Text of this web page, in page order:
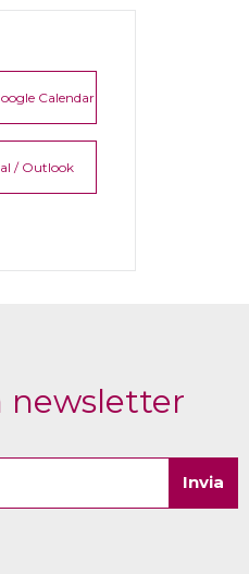
Calendar
/ Outlook
newsletter